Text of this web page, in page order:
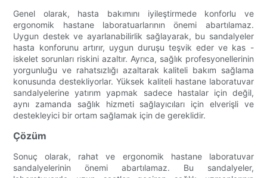
Genel olarak, hasta bakımını iyileştirmede konforlu ve
ergonomik hastane laboratuarlarının önemi abartılamaz.
Uygun destek ve ayarlanabilirlik sağlayarak, bu sandalyeler
hasta konforunu artırır, uygun duruşu teşvik eder ve kas -
iskelet sorunları riskini azaltır. Ayrıca, sağlık profesyonellerinin
yorgunluğu ve rahatsızlığı azaltarak kaliteli bakım sağlama
konusunda destekliyorlar. Yüksek kaliteli hastane laboratuvar
sandalyelerine yatırım yapmak sadece hastalar için değil,
aynı zamanda sağlık hizmeti sağlayıcıları için elverişli ve
destekleyici bir ortam sağlamak için de gereklidir.
Çözüm
Sonuç olarak, rahat ve ergonomik hastane laboratuvar
sandalyelerinin önemi abartılamaz. Bu sandalyeler,